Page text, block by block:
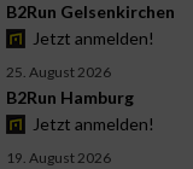
B2Run Gelsenkirchen
Jetzt anmelden!
25. August 2026
B2Run Hamburg
Jetzt anmelden!
19. August 2026